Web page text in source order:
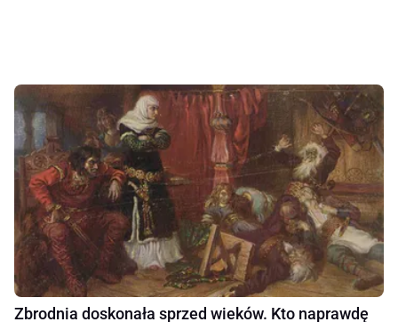
Zbrodnia doskonała sprzed wieków. Kto naprawdę